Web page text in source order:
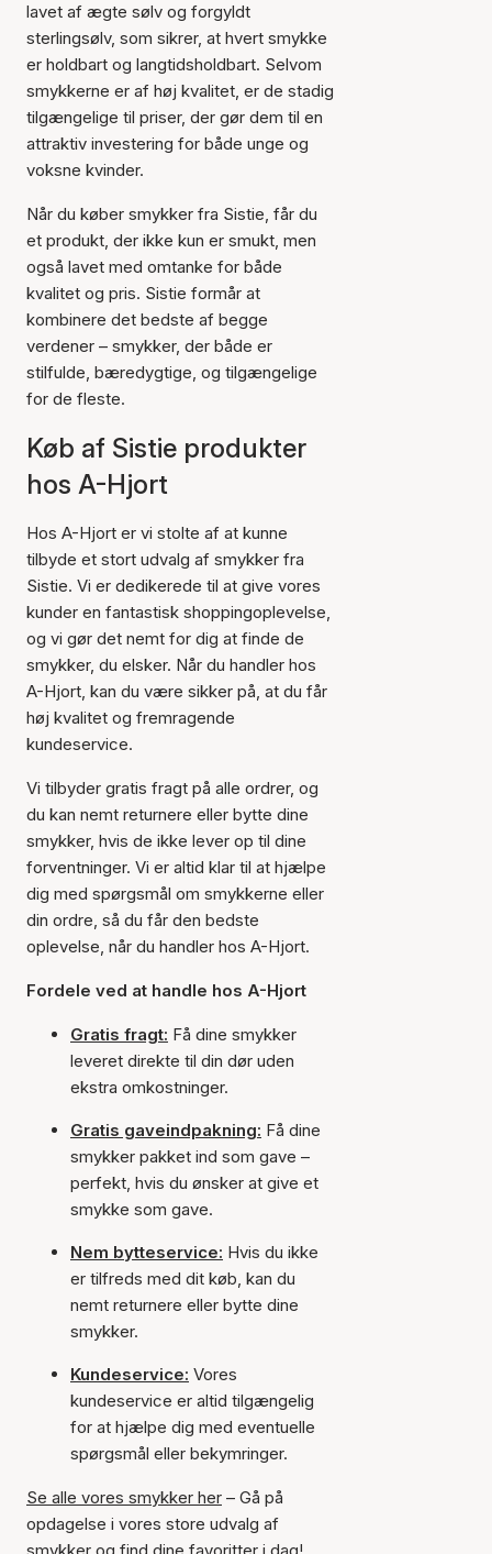
lavet af ægte sølv og forgyldt
sterlingsølv, som sikrer, at hvert smykke
er holdbart og langtidsholdbart. Selvom
smykkerne er af høj kvalitet, er de stadig
tilgængelige til priser, der gør dem til en
attraktiv investering for både unge og
voksne kvinder.
Når du køber smykker fra Sistie, får du
et produkt, der ikke kun er smukt, men
også lavet med omtanke for både
kvalitet og pris. Sistie formår at
kombinere det bedste af begge
verdener – smykker, der både er
stilfulde, bæredygtige, og tilgængelige
for de fleste.
Køb af Sistie produkter
hos A-Hjort
Hos A-Hjort er vi stolte af at kunne
tilbyde et stort udvalg af smykker fra
Sistie. Vi er dedikerede til at give vores
kunder en fantastisk shoppingoplevelse,
og vi gør det nemt for dig at finde de
smykker, du elsker. Når du handler hos
A-Hjort, kan du være sikker på, at du får
høj kvalitet og fremragende
kundeservice.
Vi tilbyder gratis fragt på alle ordrer, og
du kan nemt returnere eller bytte dine
smykker, hvis de ikke lever op til dine
forventninger. Vi er altid klar til at hjælpe
dig med spørgsmål om smykkerne eller
din ordre, så du får den bedste
oplevelse, når du handler hos A-Hjort.
Fordele ved at handle hos A-Hjort
Gratis fragt: Få dine smykker
leveret direkte til din dør uden
ekstra omkostninger.
Gratis gaveindpakning: Få dine
smykker pakket ind som gave –
perfekt, hvis du ønsker at give et
smykke som gave.
Nem bytteservice: Hvis du ikke
er tilfreds med dit køb, kan du
nemt returnere eller bytte dine
smykker.
Kundeservice: Vores
kundeservice er altid tilgængelig
for at hjælpe dig med eventuelle
spørgsmål eller bekymringer.
Se alle vores smykker her – Gå på
opdagelse i vores store udvalg af